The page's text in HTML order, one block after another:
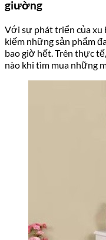
giường
Với sự phát triển của
kiếm những sản phẩm
bao giờ hết. Trên thực
nào khi tìm mua những